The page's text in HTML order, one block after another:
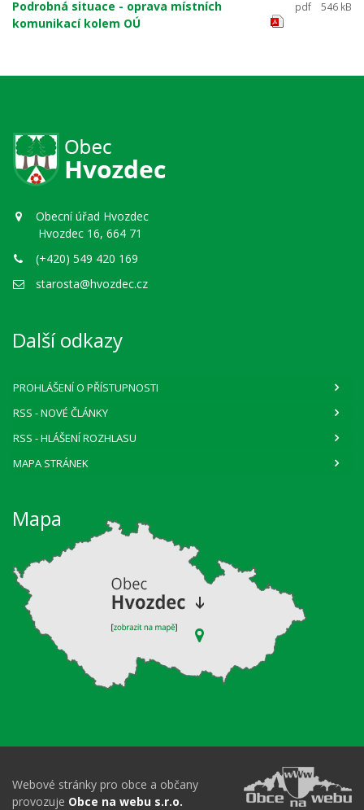
Podrobná situace - oprava místních
komunikací kolem OÚ
pdf 546 kB
Obecní úřad Hvozdec
Hvozdec 16, 664 71
(+420) 549 420 169
starosta@hvozdec.cz
Další odkazy
PROHLÁŠENÍ O PŘÍSTUPNOSTI
RSS - NOVÉ ČLÁNKY
RSS - HLÁŠENÍ ROZHLASU
MAPA STRÁNEK
Mapa
Webové stránky pro obce a občany
provozuje Obce na webu s.r.o.